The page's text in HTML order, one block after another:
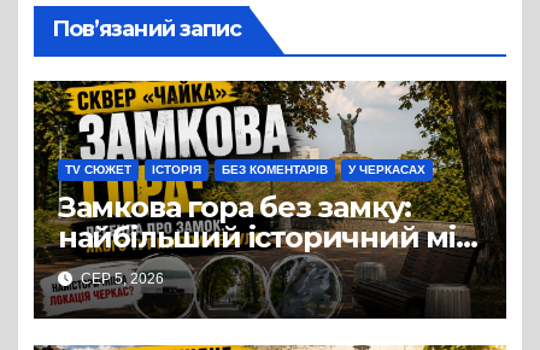
Пов’язаний запис
TV СЮЖЕТ ІСТОРІЯ БЕЗ КОМЕНТАРІВ У ЧЕРКАСАХ
Замкова гора без замку:
найбільший історичний міф
Черкас
СЕР 5, 2026